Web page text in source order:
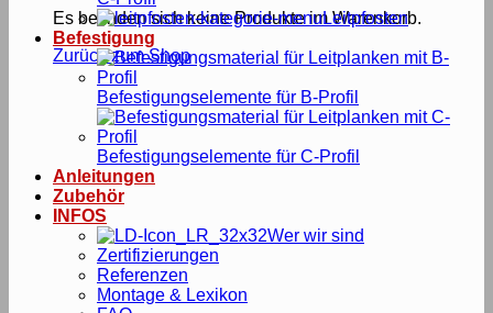
Es befinden sich keine Produkte im Warenkorb.
Zurück zum Shop
Leitpfosten
Befestigung
Befestigungselemente für B-Profil
Befestigungselemente für C-Profil
Anleitungen
Zubehör
INFOS
Wer wir sind
Zertifizierungen
Referenzen
Montage & Lexikon